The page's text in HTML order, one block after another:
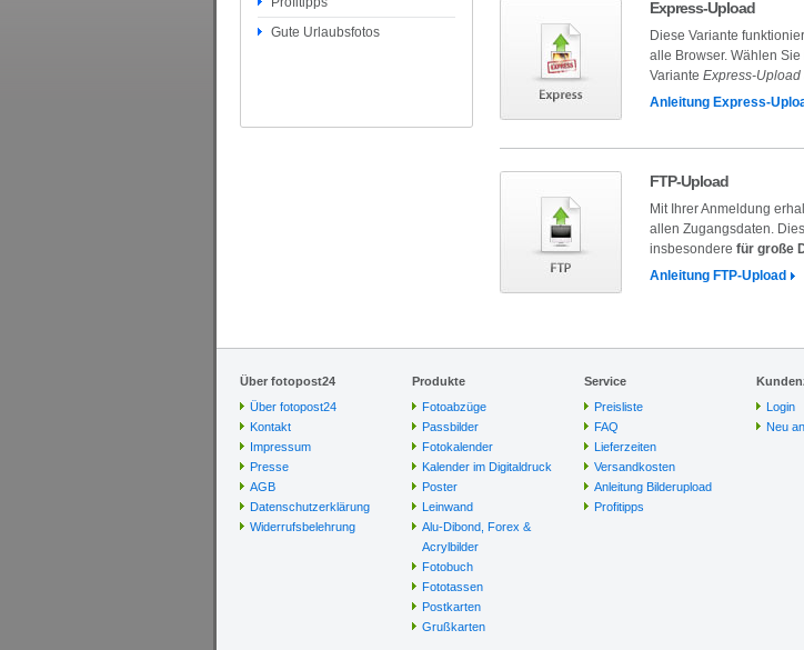
Gute Urlaubsfotos
Express-Upload
Diese Variante
alle Browser. Wählen
Variante Express-Upload
Anleitung Express-
FTP-Upload
Mit Ihrer Anmeldung
allen Zugangsdaten.
insbesondere für große
Anleitung FTP-Upload
Über fotopost24
Über fotopost24
Kontakt
Impressum
Presse
AGB
Datenschutzerklärung
Widerrufsbelehrung
Produkte
Fotoabzüge
Passbilder
Fotokalender
Kalender im Digitaldruck
Poster
Leinwand
Alu-Dibond, Forex &
Acrylbilder
Fotobuch
Fototassen
Postkarten
Grußkarten
Service
Preisliste
FAQ
Lieferzeiten
Versandkosten
Anleitung Bilderupload
Profitipps
Login
Neu